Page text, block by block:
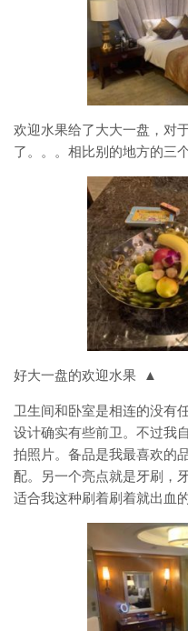
欢迎水果给了大大一盘，对
了。。。相比别的地方的三
好大一盘的欢迎水果 ▲
卫生间和卧室是相连的没有
设计确实有些前卫。不过我
拍照片。备品是我最喜欢的
配。另一个亮点就是牙刷，
适合我这种刷着刷着就出血的